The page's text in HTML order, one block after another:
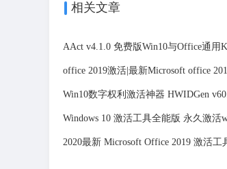
相关文章
AAct v4.1.0 免费版Win10与Office通用
下载
office 2019激活|最新Microsoft office
Win10数字权利激活神器 HWIDGen
Windows 10 激活工具全能版 永久激活
具
2020最新 Microsoft Office 2019 激活工